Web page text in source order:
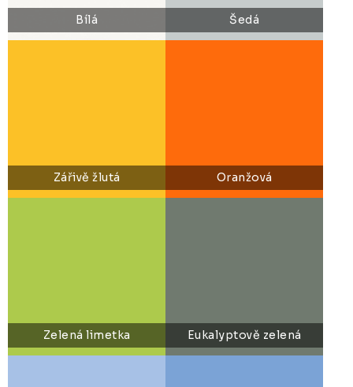
Bílá Šedá
Zářivě žlutá Oranžová
Zelená limetka Eukalyptově zelená